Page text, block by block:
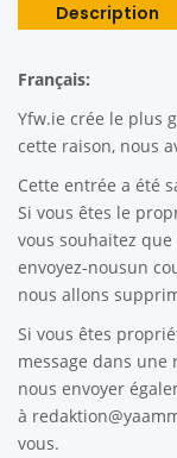
Description
Français:
Yfw.ie crée le plus
cette raison, nous
Cette entrée a été
Si vous êtes le
vous souhaitez que
envoyez-nousun
nous allons
Si vous êtes
message dans une
nous envoyer
à
vous.